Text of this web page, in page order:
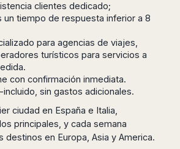
clientes dedicado;
un tiempo de respuesta inferior a 8
para agencias de viajes,
turísticos para servicios a
con confirmación inmediata.
sin gastos adicionales.
ciudad en España e Italia,
principales, y cada semana
destinos en Europa, Asia y America.